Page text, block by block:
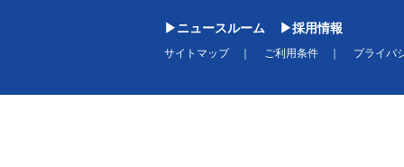
ニュースルーム 採用情報
サイトマップ ご利用条件 プライバ